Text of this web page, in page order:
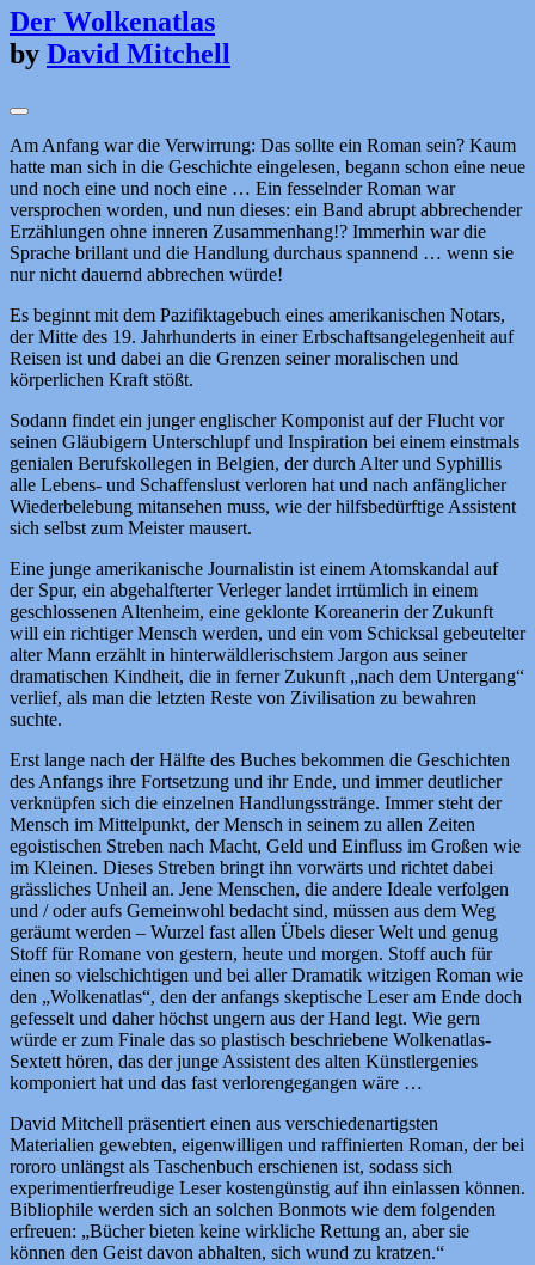
Der Wolkenatlas
by David Mitchell
Am Anfang war die Verwirrung: Das sollte ein Roman sein? Kaum
hatte man sich in die Geschichte eingelesen, begann schon eine neue
und noch eine und noch eine … Ein fesselnder Roman war
versprochen worden, und nun dieses: ein Band abrupt abbrechender
Erzählungen ohne inneren Zusammenhang!? Immerhin war die
Sprache brillant und die Handlung durchaus spannend … wenn sie
nur nicht dauernd abbrechen würde!
Es beginnt mit dem Pazifiktagebuch eines amerikanischen Notars,
der Mitte des 19. Jahrhunderts in einer Erbschaftsangelegenheit auf
Reisen ist und dabei an die Grenzen seiner moralischen und
körperlichen Kraft stößt.
Sodann findet ein junger englischer Komponist auf der Flucht vor
seinen Gläubigern Unterschlupf und Inspiration bei einem einstmals
genialen Berufskollegen in Belgien, der durch Alter und Syphillis
alle Lebens- und Schaffenslust verloren hat und nach anfänglicher
Wiederbelebung mitansehen muss, wie der hilfsbedürftige Assistent
sich selbst zum Meister mausert.
Eine junge amerikanische Journalistin ist einem Atomskandal auf
der Spur, ein abgehalfterter Verleger landet irrtümlich in einem
geschlossenen Altenheim, eine geklonte Koreanerin der Zukunft
will ein richtiger Mensch werden, und ein vom Schicksal gebeutelter
alter Mann erzählt in hinterwäldlerischstem Jargon aus seiner
dramatischen Kindheit, die in ferner Zukunft „nach dem Untergang“
verlief, als man die letzten Reste von Zivilisation zu bewahren
suchte.
Erst lange nach der Hälfte des Buches bekommen die Geschichten
des Anfangs ihre Fortsetzung und ihr Ende, und immer deutlicher
verknüpfen sich die einzelnen Handlungsstränge. Immer steht der
Mensch im Mittelpunkt, der Mensch in seinem zu allen Zeiten
egoistischen Streben nach Macht, Geld und Einfluss im Großen wie
im Kleinen. Dieses Streben bringt ihn vorwärts und richtet dabei
grässliches Unheil an. Jene Menschen, die andere Ideale verfolgen
und / oder aufs Gemeinwohl bedacht sind, müssen aus dem Weg
geräumt werden – Wurzel fast allen Übels dieser Welt und genug
Stoff für Romane von gestern, heute und morgen. Stoff auch für
einen so vielschichtigen und bei aller Dramatik witzigen Roman wie
den „Wolkenatlas“, den der anfangs skeptische Leser am Ende doch
gefesselt und daher höchst ungern aus der Hand legt. Wie gern
würde er zum Finale das so plastisch beschriebene Wolkenatlas-
Sextett hören, das der junge Assistent des alten Künstlergenies
komponiert hat und das fast verlorengegangen wäre …
David Mitchell präsentiert einen aus verschiedenartigsten
Materialien gewebten, eigenwilligen und raffinierten Roman, der bei
rororo unlängst als Taschenbuch erschienen ist, sodass sich
experimentierfreudige Leser kostengünstig auf ihn einlassen können.
Bibliophile werden sich an solchen Bonmots wie dem folgenden
erfreuen: „Bücher bieten keine wirkliche Rettung an, aber sie
können den Geist davon abhalten, sich wund zu kratzen.“